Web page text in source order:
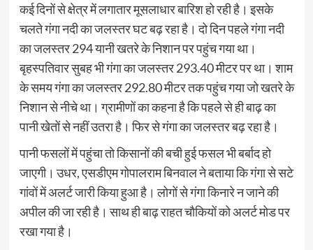
कई दिनों से क्षेत्र में लगातार मूसलाधार बारिश हो रही है। इसके
चलते गंगा नदी का जलस्तर घट बढ़ रहा है। दो दिन पहले गंगा नदी
का जलस्तर 294 यानी खतरे के निशान पर पहुंच गया था।
बृहस्पतिवार सुबह भी गंगा का जलस्तर 293.40 मीटर पर था। शाम
के समय गंगा का जलस्तर 292.80 मीटर तक पहुंच गया जो खतरे के
निशान से नीचे था। ग्रामीणों का कहना है कि पहले से ही बाढ़ का
पानी खेतों से नहीं उतरा है। फिर से गंगा का जलस्तर बढ़ रहा है।
पानी फसलों में पहुंचा तो किसानों की बची हुई फसल भी बर्बाद हो
जाएगी। उधर, एसडीएम गोपालराम बिनवाल ने बताया कि गंगा से सटे
गांवों में अलर्ट जारी किया हुआ है। लोगों से गंगा किनारे न जाने की
अपील की जा रही है। साथ ही बाढ़ राहत चौकियों को अलर्ट मोड पर
रखा गया है।